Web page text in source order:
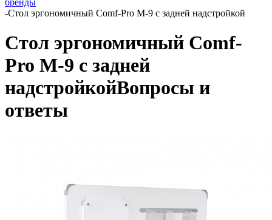
бренды
-Cтол эргономичный Comf-Pro M-9 с задней надстройкой
Cтол эргономичный Comf-
Pro M-9 с задней
надстройкойВопросы и
ответы